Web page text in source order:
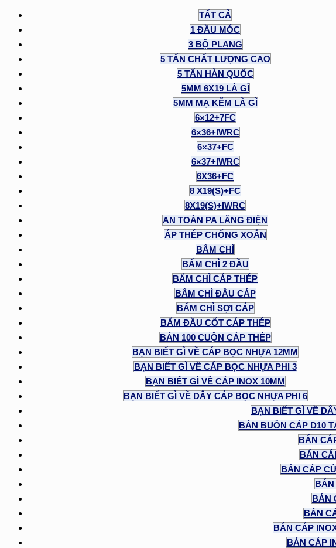
TẤT CẢ
1 ĐẦU MÓC
3 BỘ PLANG
5 TẤN CHẤT LƯỢNG CAO
5 TẤN HÀN QUỐC
5MM 6X19 LÀ GÌ
5MM MẠ KẼM LÀ GÌ
6×12+7FC
6×36+IWRC
6×37+FC
6×37+IWRC
6X36+FC
8 X19(S)+FC
8X19(S)+IWRC
AN TOÀN PA LĂNG ĐIỆN
ÁP THÉP CHỐNG XOẮN
BẤM CHÌ
BẤM CHÌ 2 ĐẦU
BẤM CHÌ CÁP THÉP
BẤM CHÌ ĐẦU CÁP
BẤM CHÌ SỢI CÁP
BẤM ĐẦU CỐT CÁP THÉP
BÁN 100 CUỘN CÁP THÉP
BẠN BIẾT GÌ VỀ CÁP BỌC NHỰA 12MM
BẠN BIẾT GÌ VỀ CÁP BỌC NHỰA PHI 3
BẠN BIẾT GÌ VỀ CÁP INOX 10MM
BẠN BIẾT GÌ VỀ DÂY CÁP BỌC NHỰA PHI 6
BẠN BIẾT GÌ VỀ
BÁN BUÔN CÁP D10
BÁN
BÁN
BÁN CÁP
BÁN
BÁN
BÁN
BÁN CÁP
BÁN CÁP